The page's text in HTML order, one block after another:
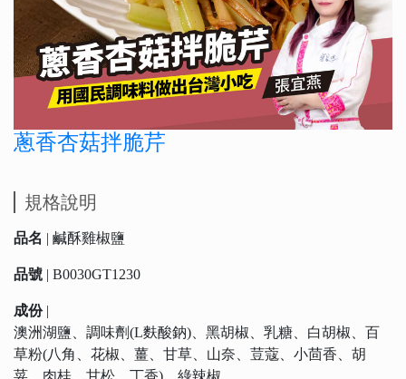
蔥香杏菇拌脆芹
規格說明
品名 | 鹹酥雞椒鹽
品號 | B0030GT1230
成份|
澳洲湖鹽、調味劑(L麩酸鈉)、黑胡椒、乳糖、白胡椒、百
草粉(八角、花椒、薑、甘草、山奈、荳蔻、小茴香、胡
荽、肉桂、甘松、丁香)、綠辣椒